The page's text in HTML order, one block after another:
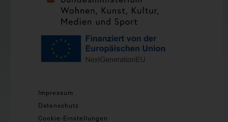
Impressum
Datenschutz
Cookie-Einstellungen